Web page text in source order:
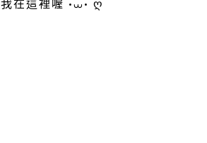
我在這裡喔 •⩊• ღ